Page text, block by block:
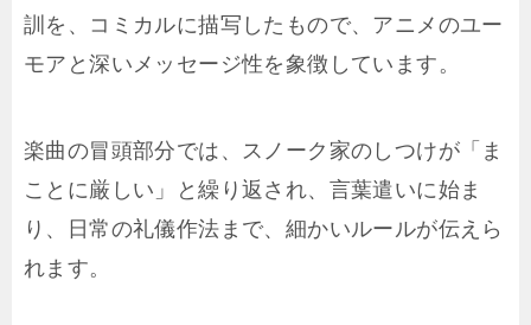
訓を、コミカルに描写したもので、アニメのユー
モアと深いメッセージ性を象徴しています。
楽曲の冒頭部分では、スノーク家のしつけが「ま
ことに厳しい」と繰り返され、言葉遣いに始ま
り、日常の礼儀作法まで、細かいルールが伝えら
れます。